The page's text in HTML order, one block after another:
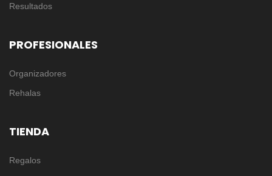
Resultados
PROFESIONALES
Organizadores
Rehalas
TIENDA
Regalos